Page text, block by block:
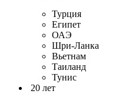
Турция
Египет
ОАЭ
Шри-Ланка
Вьетнам
Таиланд
Тунис
20 лет